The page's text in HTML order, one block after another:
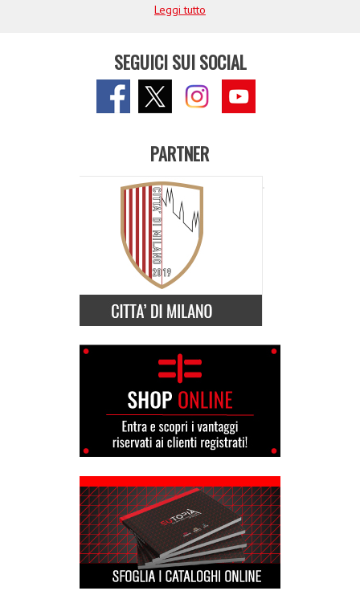
Leggi tutto
SEGUICI SUI SOCIAL
PARTNER